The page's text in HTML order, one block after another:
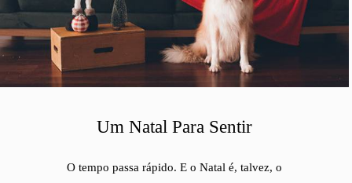
Um Natal Para Sentir
O tempo passa rápido. E o Natal é, talvez, o